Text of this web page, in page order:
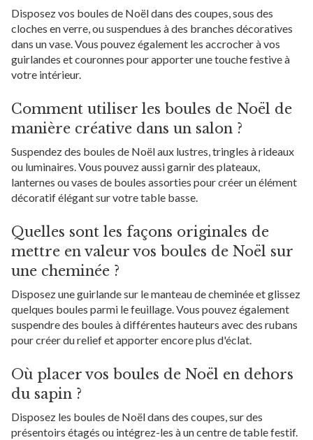
Disposez vos boules de Noël dans des coupes, sous des
cloches en verre, ou suspendues à des branches décoratives
dans un vase. Vous pouvez également les accrocher à vos
guirlandes et couronnes pour apporter une touche festive à
votre intérieur.
Comment utiliser les boules de Noël de
manière créative dans un salon ?
Suspendez des boules de Noël aux lustres, tringles à rideaux
ou luminaires. Vous pouvez aussi garnir des plateaux,
lanternes ou vases de boules assorties pour créer un élément
décoratif élégant sur votre table basse.
Quelles sont les façons originales de
mettre en valeur vos boules de Noël sur
une cheminée ?
Disposez une guirlande sur le manteau de cheminée et glissez
quelques boules parmi le feuillage. Vous pouvez également
suspendre des boules à différentes hauteurs avec des rubans
pour créer du relief et apporter encore plus d'éclat.
Où placer vos boules de Noël en dehors
du sapin ?
Disposez les boules de Noël dans des coupes, sur des
présentoirs étagés ou intégrez-les à un centre de table festif.